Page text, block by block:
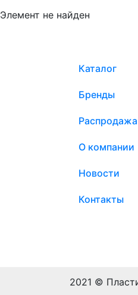
Элемент не найден
Каталог
Бренды
Распродажа
О компании
Новости
Контакты
2021 ©